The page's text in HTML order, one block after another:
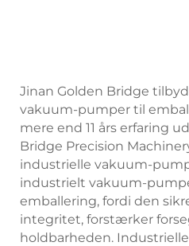
Jinan Golden Bridge
vakuum-pumper til
mere end 11 års erfaring
Bridge Precision
industrielle vakuum-
industrielt vakuum-
emballering, fordi den
integritet, forstærker
holdbarheden.